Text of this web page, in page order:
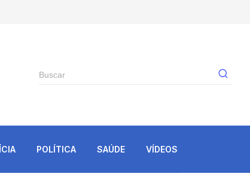
POLÍTICA SAÚDE VÍDEOS